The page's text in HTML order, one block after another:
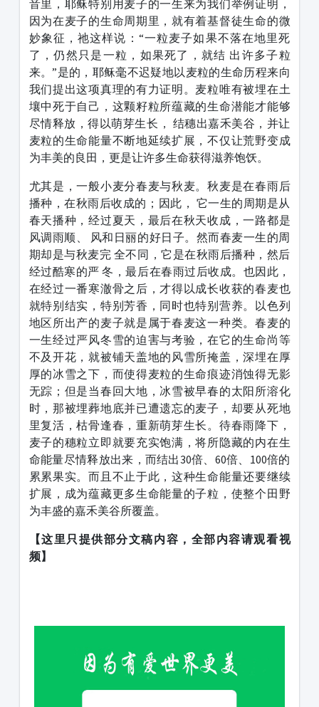
音里，耶稣特别用麦子的一生来为我们举例证明，
因为在麦子的生命周期里，就有着基督徒生命的微
妙象征，祂这样说：“一粒麦子如果不落在地里死
了，仍然只是一粒，如果死了，就结 出许多子粒
来。”是的，耶稣毫不迟疑地以麦粒的生命历程来向
我们提出这项真理的有力证明。麦粒唯有被埋在土
壤中死于自己，这颗籽粒所蕴藏的生命潜能才能够
尽情释放，得以萌芽生长， 结穗出嘉禾美谷，并让
麦粒的生命能量不断地延续扩展，不仅让荒野变成
为丰美的良田，更是让许多生命获得滋养饱饫。
尤其是，一般小麦分春麦与秋麦。秋麦是在春雨后
播种，在秋雨后收成的；因此， 它一生的周期是从
春天播种，经过夏天，最后在秋天收成，一路都是
风调雨顺、 风和日丽的好日子。然而春麦一生的周
期却是与秋麦完 全不同，它是在秋雨后播种，然后
经过酷寒的严 冬，最后在春雨过后收成。也因此，
在经过一番寒澈骨之后，才得以成长收获的春麦也
就特别结实，特别芳香，同时也特别营养。以色列
地区所出产的麦子就是属于春麦这一种类。春麦的
一生经过严风冬雪的迫害与考验，在它的生命尚等
不及开花，就被铺天盖地的风雪所掩盖，深埋在厚
厚的冰雪之下，而使得麦粒的生命痕迹消蚀得无影
无踪；但是当春回大地，冰雪被早春的太阳所溶化
时，那被埋葬地底并已遭遗忘的麦子，却要从死地
里复活，枯骨逢春，重新萌芽生长。待春雨降下，
麦子的穗粒立即就要充实饱满，将所隐藏的内在生
命能量尽情释放出来，而结出30倍、60倍、100倍的
累累果实。而且不止于此，这种生命能量还要继续
扩展，成为蕴藏更多生命能量的子粒，使整个田野
为丰盛的嘉禾美谷所覆盖。
【这里只提供部分文稿内容，全部内容请观看视
频】